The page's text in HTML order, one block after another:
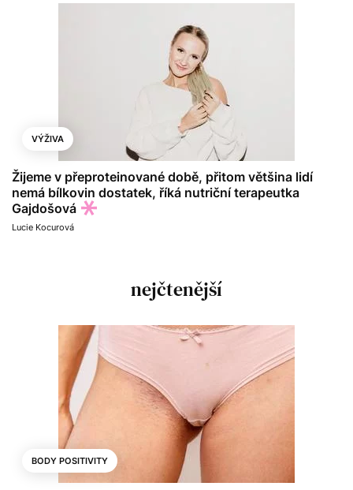
VÝŽIVA
Žijeme v přeproteinované době, přitom většina lidí
nemá bílkovin dostatek, říká nutriční terapeutka
Gajdošová
Lucie Kocurová
nejčtenější
BODY POSITIVITY